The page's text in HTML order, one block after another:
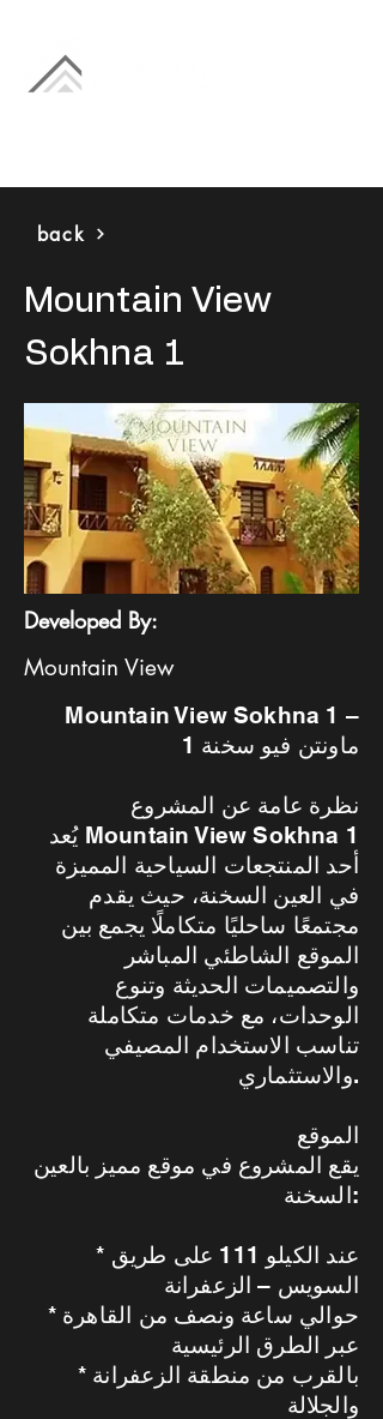
back
Mountain View
Sokhna 1
Developed By:
Mountain View
Mountain View Sokhna 1 –
ماونتن فيو سخنة 1
نظرة عامة عن المشروع
يُعد Mountain View Sokhna 1
أحد المنتجعات السياحية المميزة
في العين السخنة، حيث يقدم
مجتمعًا ساحليًا متكاملًا يجمع بين
الموقع الشاطئي المباشر
والتصميمات الحديثة وتنوع
الوحدات، مع خدمات متكاملة
تناسب الاستخدام المصيفي
والاستثماري.
الموقع
يقع المشروع في موقع مميز بالعين
السخنة:
* عند الكيلو 111 على طريق
السويس – الزعفرانة
* حوالي ساعة ونصف من القاهرة
عبر الطرق الرئيسية
* بالقرب من منطقة الزعفرانة
والجلالة